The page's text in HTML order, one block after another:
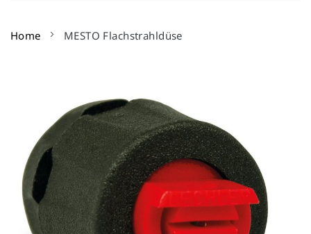
Inhalt
Home MESTO Flachstrahldüse
Bildergalerie
springen